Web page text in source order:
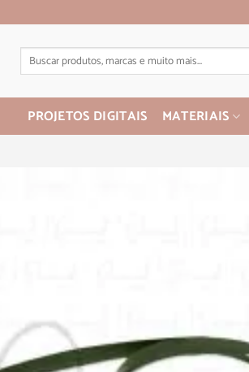
PROJETOS DIGITAIS MATERIAIS